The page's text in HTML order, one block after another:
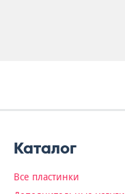
Каталог
Все пластинки